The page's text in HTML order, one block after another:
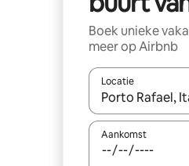
Boek unieke
meer op Airbnb
Locatie
Wanneer er
Aankomst